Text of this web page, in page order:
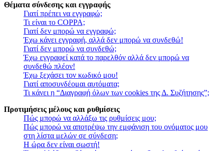
Θέματα σύνδεσης και εγγραφής
Γιατί πρέπει να εγγραφώ;
Τι είναι το COPPA;
Γιατί δεν μπορώ να εγγραφώ;
Έχω κάνει εγγραφή, αλλά δεν μπορώ να συνδεθώ!
Γιατί δεν μπορώ να συνδεθώ;
Έχω εγγραφεί κατά το παρελθόν αλλά δεν μπορώ να
συνδεθώ πλέον!
Έχω ξεχάσει τον κωδικό μου!
Γιατί αποσυνδέομαι αυτόματα;
Τι κάνει η “Διαγραφή όλων των cookies της Δ. Συζήτησης”;
Προτιμήσεις μέλους και ρυθμίσεις
Πώς μπορώ να αλλάξω τις ρυθμίσεις μου;
Πώς μπορώ να αποτρέψω την εμφάνιση του ονόματος μου
στη λίστα μελών σε σύνδεση;
Η ώρα δεν είναι σωστή!